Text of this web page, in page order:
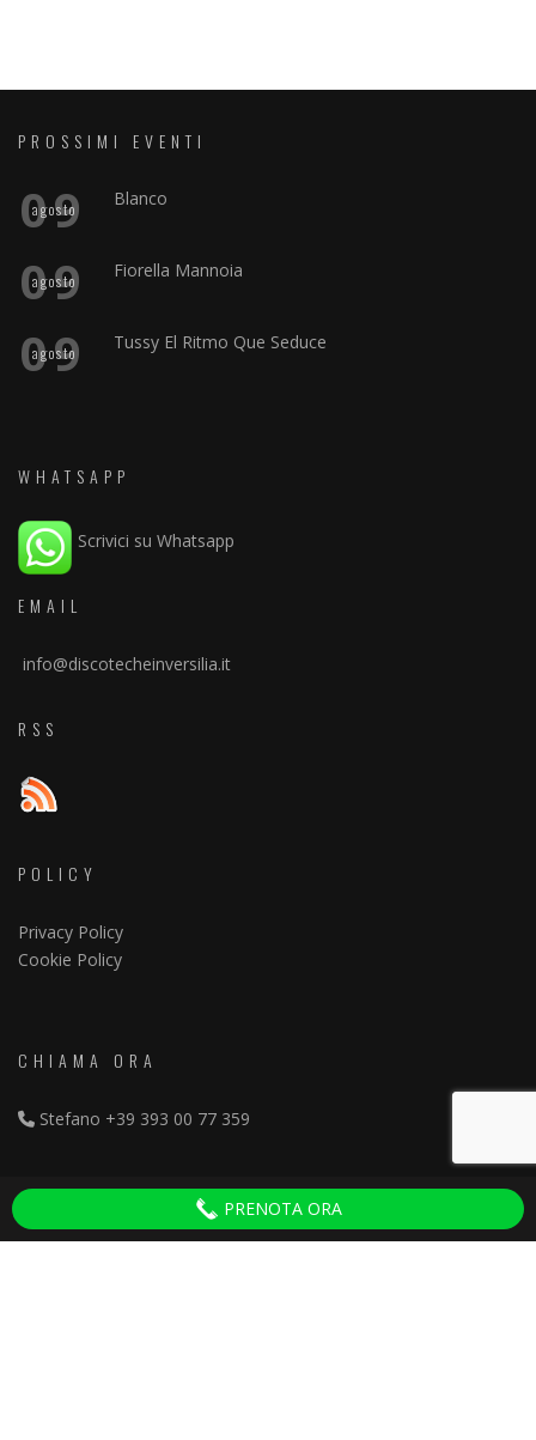
PROSSIMI EVENTI
09
agosto Blanco
09
agosto Fiorella Mannoia
09
agosto Tussy El Ritmo Que Seduce
WHATSAPP
Scrivici su Whatsapp
EMAIL
info@discotecheinversilia.it
RSS
POLICY
Privacy Policy
Cookie Policy
CHIAMA ORA
Stefano +39 393 00 77 359
FOLLOW US ON
Facebook
PRENOTA ORA